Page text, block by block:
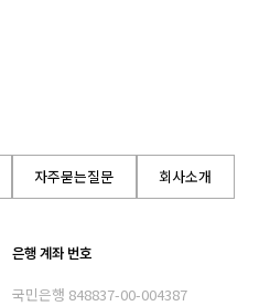
자주묻는질문 회사소개
은행 계좌 번호
국민은행 848837-00-004387